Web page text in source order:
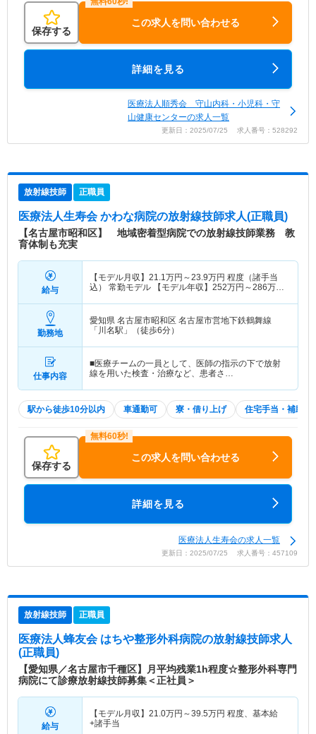
保存する
この求人を問い合わせる
詳細を見る
医療法人順秀会 守山内科・小児科・守
山健康センターの求人一覧
更新日：2025/07/25 求人番号：528292
放射線技師 正職員
医療法人生寿会 かわな病院の放射線技師求人(正職員)
【名古屋市昭和区】 地域密着型病院での放射線技師業務 教
育体制も充実
給与
【モデル月収】 21.1万円～23.9万円 程度（諸手当
込） 常勤モデル 【モデル年収】 252万円～286万円
勤務地
愛知県 名古屋市昭和区 名古屋市営地下鉄鶴舞線
「川名駅」（徒歩6分）
仕事内容
■医療チームの一員として、医師の指示の下で放射
線を用いた検査・治療など、患者さ…
駅から徒歩10分以内 車通勤可 寮・借り上げ 住宅手当・補助
保存する
この求人を問い合わせる
詳細を見る
医療法人生寿会の求人一覧
更新日：2025/07/25 求人番号：457109
放射線技師 正職員
医療法人蜂友会 はちや整形外科病院の放射線技師求人
(正職員)
【愛知県／名古屋市千種区】月平均残業1h程度☆整形外科専門
病院にて診療放射線技師募集＜正社員＞
給与
【モデル月収】 21.0万円～39.5万円 程度、基本給
+諸手当